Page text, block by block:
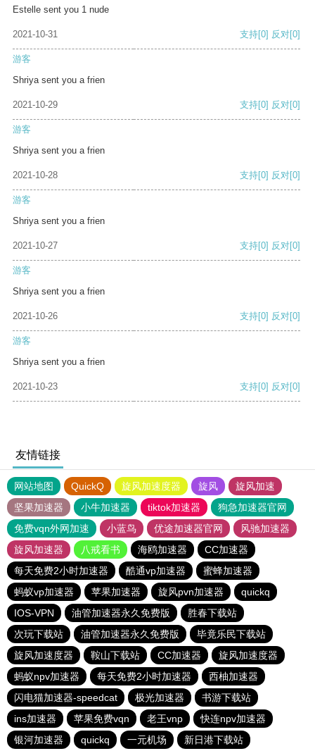
Estelle sent you 1 nude
2021-10-31 支持[0] 反对[0]
游客
Shriya sent you a frien
2021-10-29 支持[0] 反对[0]
游客
Shriya sent you a frien
2021-10-28 支持[0] 反对[0]
游客
Shriya sent you a frien
2021-10-27 支持[0] 反对[0]
游客
Shriya sent you a frien
2021-10-26 支持[0] 反对[0]
游客
Shriya sent you a frien
2021-10-23 支持[0] 反对[0]
友情链接
网站地图 QuickQ 旋风加速度器 旋风
旋风加速
坚果加速器
小牛加速器 tiktok加速器
狗急加速器官网
免费vqn外网加速
小蓝鸟 优途加速器官网
风驰加速器
旋风加速器
八戒看书 海鸥加速器
CC加速器
每天免费2小时加速器
酷通vp加速器
蜜蜂加速器
蚂蚁vp加速器
苹果加速器 旋风pvn加速器
quickq
IOS-VPN
油管加速器永久免费版
胜春下载站
次玩下载站
油管加速器永久免费版
毕竟乐民下载站
旋风加速度器
鞍山下载站 CC加速器
旋风加速度器
蚂蚁npv加速器
每天免费2小时加速器
西柚加速器
闪电猫加速器-speedcat
极光加速器
书游下载站
ins加速器
苹果免费vqn 老王vnp
快连npv加速器
银河加速器
quickq 一元机场 新日港下载站